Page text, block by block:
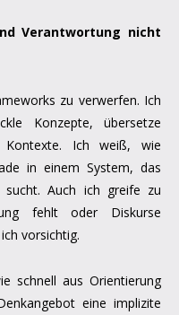
Verantwortung nicht
zu verwerfen. Ich
Konzepte, übersetze
Kontexte. Ich weiß, wie
in einem System, das
Auch ich greife zu
fehlt oder Diskurse
vorsichtig.
schnell aus Orientierung
eine implizite